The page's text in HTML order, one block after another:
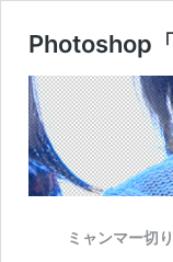
Photoshop
ミャンマー切